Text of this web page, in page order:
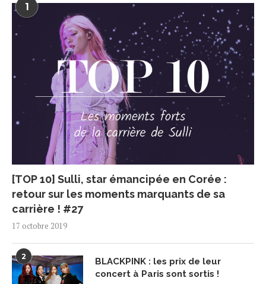
1
[TOP 10] Sulli, star émancipée en Corée :
retour sur les moments marquants de sa
carrière ! #27
17 octobre 2019
2
BLACKPINK : les prix de leur
concert à Paris sont sortis !